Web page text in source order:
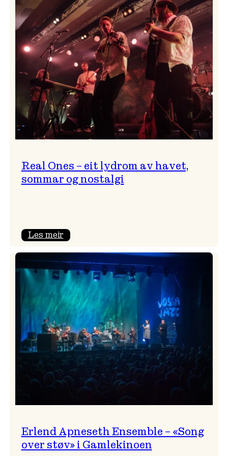
og
…?
Real Ones – eit lydrom av havet,
sommar og nostalgi
Les meir:
Ones
–
eit
lydrom
av
havet,
sommar
og
nostalgi
Erlend Apneseth Ensemble – «Song
over støv» i Gamlekinoen